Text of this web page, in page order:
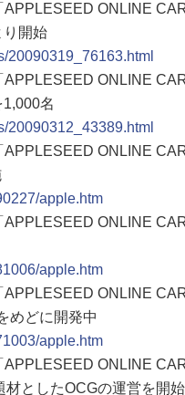
ONLINE
り開始
20090319_76163.html
ONLINE
名
20090312_43389.html
ONLINE
apple.htm
ONLINE
apple.htm
ONLINE
めどに開発中
apple.htm
ONLINE
としたOCGの運営を開始